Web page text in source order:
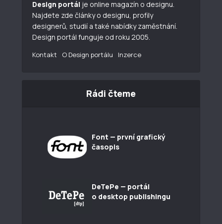
Design portál je online magazín o designu.
Najdete zde články o designu, profily
designerů, studií a také nabídky zaměstnání.
Design portál funguje od roku 2005.
Kontakt O Design portálu Inzerce
Rádi čteme
Font — první grafický
časopis
DeTePe — portál
o desktop publishingu